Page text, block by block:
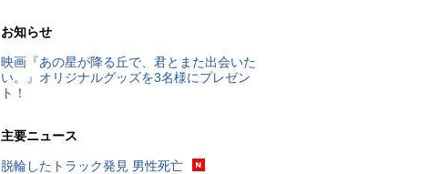
お知らせ
映画『あの星が降る丘で、君とまた出会いた
い。』オリジナルグッズを3名様にプレゼン
ト！
主要ニュース
脱輪したトラック発見 男性死亡